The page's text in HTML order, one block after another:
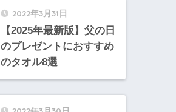
2022年3月31日
【2025年最新版】父の日
のプレゼントにおすすめ
のタオル8選